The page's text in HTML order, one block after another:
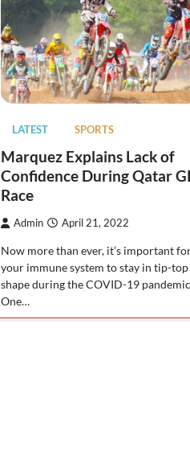
LATEST SPORTS
Marquez Explains Lack of
Confidence During Qatar
Race
Admin April 21, 2022
Now more than ever, it’s important
your immune system to stay in tip-top
shape during the COVID-19
One…